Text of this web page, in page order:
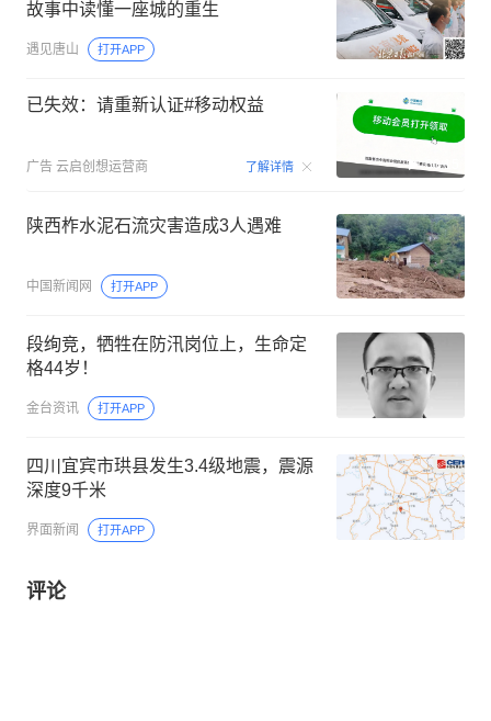
故事中读懂一座城的重生
遇见唐山 打开APP
已失效：请重新认证#移动权益
广告 云启创想运营商 了解详情 00:15
陕西柞水泥石流灾害造成3人遇难
中国新闻网 打开APP
段绚竞，牺牲在防汛岗位上，生命定
格44岁！
金台资讯 打开APP
四川宜宾市珙县发生3.4级地震，震源
深度9千米
界面新闻 打开APP
评论